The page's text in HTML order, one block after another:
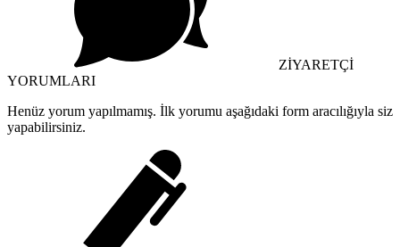
ZİYARETÇİ
YORUMLARI
Henüz yorum yapılmamış. İlk yorumu aşağıdaki form aracılığıyla siz
yapabilirsiniz.